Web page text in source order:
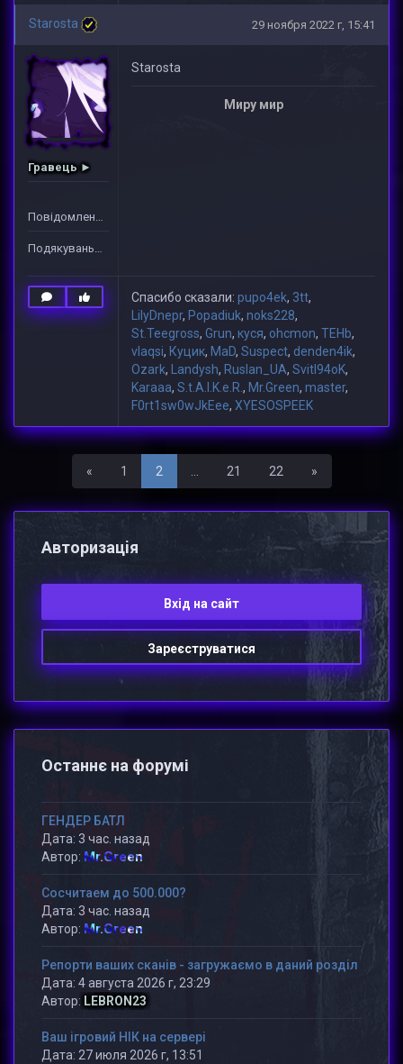
Starosta 29 ноября 2022 г, 15:41
Гравець ►
Повідомлень: 117
Подякувань: 167
Starosta
Миру мир
Спасибо сказали: pupo4ek, 3tt,
LilyDnepr, Popadiuk, noks228,
St.Teegross, Grun, куся, ohcmon, TEHb,
vlaqsi, Куцик, MaD, Suspect, denden4ik,
Ozark, Landysh, Ruslan_UA, Svitl94oK,
Karaaa, S.t.A.l.K.e.R., Mr.Green, master,
F0rt1sw0wJkEee, XYESOSPEEK
«Назад1 2 ... 21 22 »Вперед
Авторизацiя
Вхiд на сайт
Зареєструватися
Останнє на форумі
ГЕНДЕР БАТЛ
Дата: 3 час. назад
Автор: Mr.Green
Сосчитаем до 500.000?
Дата: 3 час. назад
Автор: Mr.Green
Репорти ваших сканів - загружаємо в даний розділ
Дата: 4 августа 2026 г, 23:29
Автор: LEBRON23
Ваш ігровий НІК на сервері
Дата: 27 июля 2026 г, 13:51